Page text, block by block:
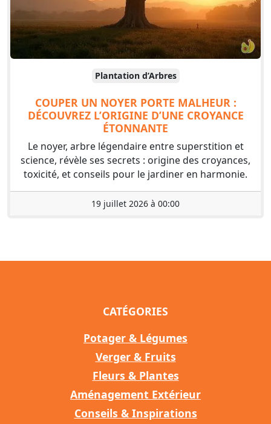
Plantation d’Arbres
COUPER UN NOYER PORTE MALHEUR :
DÉCOUVREZ L’ORIGINE D’UNE CROYANCE
ÉTONNANTE
Le noyer, arbre légendaire entre superstition et
science, révèle ses secrets : origine des croyances,
toxicité, et conseils pour le jardiner en harmonie.
19 juillet 2026 à 00:00
CATÉGORIES
Potager & Légumes
Verger & Fruits
Fleurs & Plantes
Aménagement Extérieur
Conseils & Inspirations